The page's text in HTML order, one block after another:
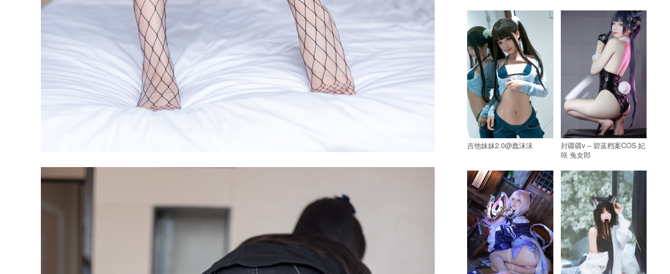
吉他妹妹2.0@蠢沫沫
封疆疆v – 碧蓝档案COS 妃
咲 兔女郎